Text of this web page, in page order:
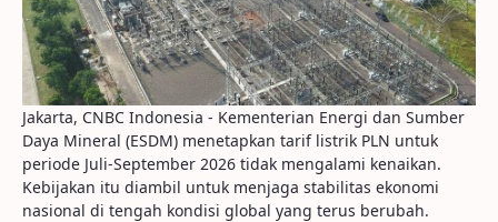
Jakarta, CNBC Indonesia - Kementerian Energi dan Sumber
Daya Mineral (ESDM) menetapkan tarif listrik PLN untuk
periode Juli-September 2026 tidak mengalami kenaikan.
Kebijakan itu diambil untuk menjaga stabilitas ekonomi
nasional di tengah kondisi global yang terus berubah.